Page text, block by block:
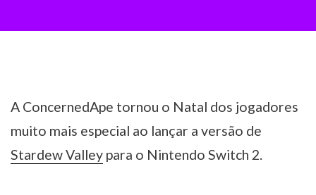
A ConcernedApe tornou o Natal dos jogadores
muito mais especial ao lançar a versão de
Stardew Valley para o Nintendo Switch 2.